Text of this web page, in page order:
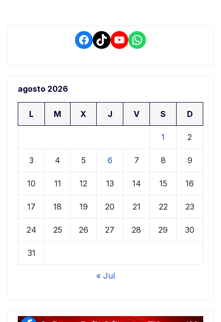
Facebook
TikTokYouTube
WhatsApp
agosto 2026
L M X J V S D
1 2
3 4 5 6 7 8 9
10 11 12 13 14 15 16
17 18 19 20 21 22 23
24 25 26 27 28 29 30
31
« Jul